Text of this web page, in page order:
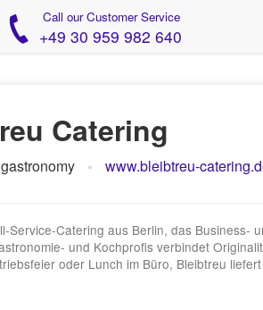
Call our Customer Service
+49 30 959 982 640
Catering
www.bleibtreu-
aus Berlin, das
und Kochprofis verbindet
oder Lunch im Büro, Bleibtreu